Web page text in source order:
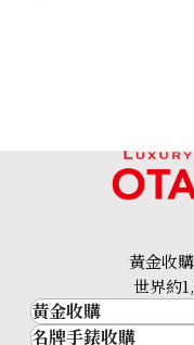
Louis Vuitton
參考回收價
HKD 16,081.01
黃金收
世界約
黃金收購
黃金･金條
名牌手錶收購